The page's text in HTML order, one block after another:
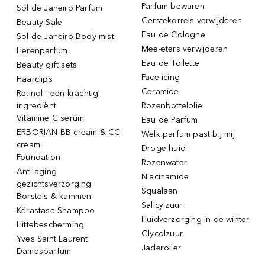
Sol de Janeiro Parfum
Beauty Sale
Sol de Janeiro Body mist
Herenparfum
Beauty gift sets
Haarclips
Retinol - een krachtig
ingrediënt
Vitamine C serum
ERBORIAN BB cream & CC
cream
Foundation
Anti-aging
gezichtsverzorging
Borstels & kammen
Kérastase Shampoo
Hittebescherming
Yves Saint Laurent
Damesparfum
Parfum bewaren
Gerstekorrels verwijderen
Eau de Cologne
Mee-eters verwijderen
Eau de Toilette
Face icing
Ceramide
Rozenbottelolie
Eau de Parfum
Welk parfum past bij mij
Droge huid
Rozenwater
Niacinamide
Squalaan
Salicylzuur
Huidverzorging in de winter
Glycolzuur
Jaderoller